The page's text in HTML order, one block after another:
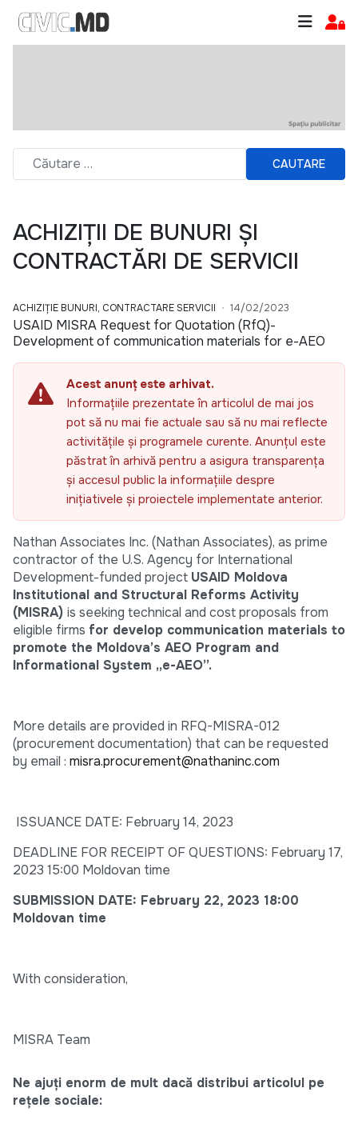
CAUTARE
ACHIZIȚII DE BUNURI ȘI
CONTRACTĂRI DE SERVICII
ACHIZIȚIE BUNURI, CONTRACTARE SERVICII 14/02/2023
USAID MISRA Request for Quotation (RfQ)-
Development of communication materials for e-AEO
Acest anunț este arhivat.
Informațiile prezentate în articolul de mai jos
pot să nu mai fie actuale sau să nu mai reflecte
activitățile și programele curente. Anunțul este
păstrat în arhivă pentru a asigura transparența
și accesul public la informațiile despre
inițiativele și proiectele implementate anterior.
Nathan Associates Inc. (Nathan Associates), as prime
contractor of the U.S. Agency for International
Development-funded project USAID Moldova
Institutional and Structural Reforms Activity
(MISRA) is seeking technical and cost proposals from
eligible firms for develop communication materials to
promote the Moldova’s AEO Program and
Informational System „e-AEO”.
More details are provided in RFQ-MISRA-012
(procurement documentation) that can be requested
by email : misra.procurement@nathaninc.com
ISSUANCE DATE: February 14, 2023
DEADLINE FOR RECEIPT OF QUESTIONS: February 17,
2023 15:00 Moldovan time
SUBMISSION DATE: February 22, 2023 18:00
Moldovan time
With consideration,
MISRA Team
Ne ajuți enorm de mult dacă distribui articolul pe
rețele sociale: